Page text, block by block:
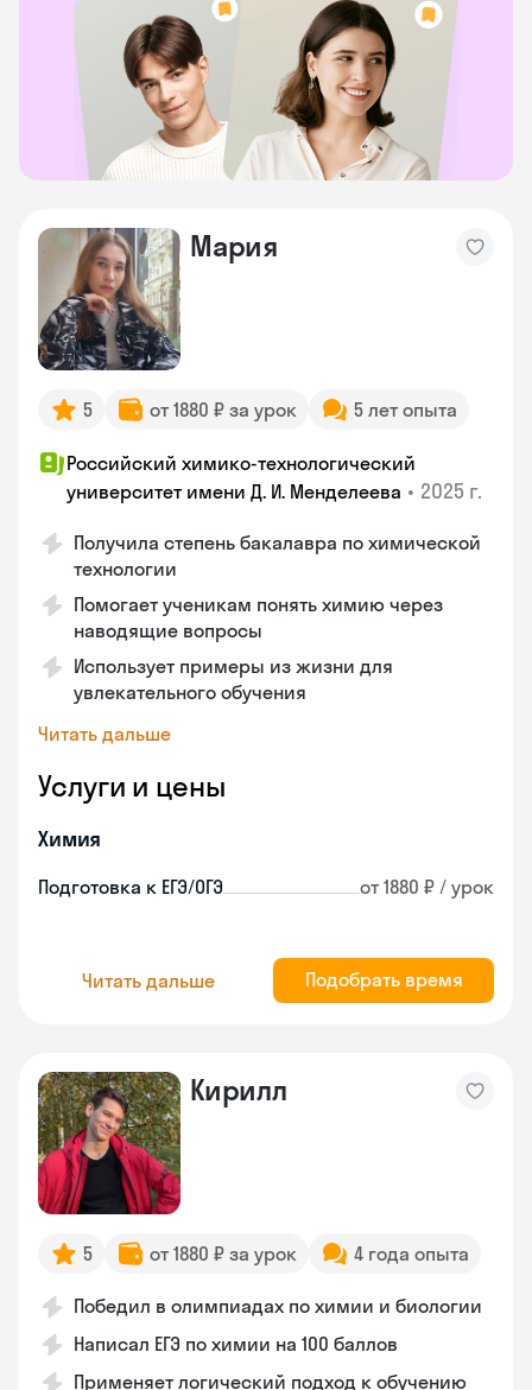
Мария
5 от 1880 ₽ за урок 5 лет опыта
Российский химико-технологический
университет имени Д. И. Менделеева • 2025 г.
Получила степень бакалавра по химической
технологии
Помогает ученикам понять химию через
наводящие вопросы
Использует примеры из жизни для
увлекательного обучения
Читать дальше
Услуги и цены
Химия
Подготовка к ЕГЭ/ОГЭ от 1880 ₽ / урок
Читать дальше Подобрать время
Кирилл
5 от 1880 ₽ за урок 4 года опыта
Победил в олимпиадах по химии и биологии
Написал ЕГЭ по химии на 100 баллов
Применяет логический подход к обучению